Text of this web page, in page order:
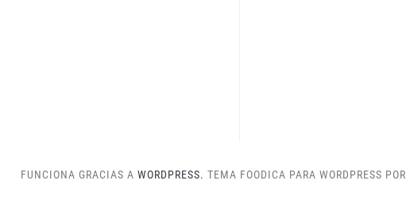
FUNCIONA GRACIAS A WORDPRESS. TEMA FOODICA PARA WORDPRESS POR